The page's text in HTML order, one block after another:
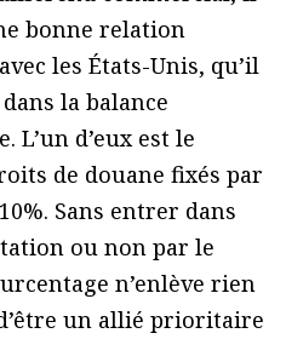
bonne relation
les États-Unis, qu’il
la balance
L’un d’eux est le
de douane fixés par
Sans entrer dans
ou non par le
n’enlève rien
un allié prioritaire